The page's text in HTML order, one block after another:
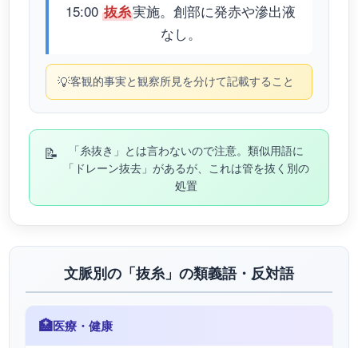
15:00 抜糸実施。創部に発赤や滲出液
なし。
💡客観的事実と観察所見を分けて記載すること
📝
「糸抜き」とは言わないので注意。類似用語に
「ドレーン抜去」があるが、これは管を抜く別の
処置
文脈別の「抜糸」の類義語・反対語
🏥医療・健康